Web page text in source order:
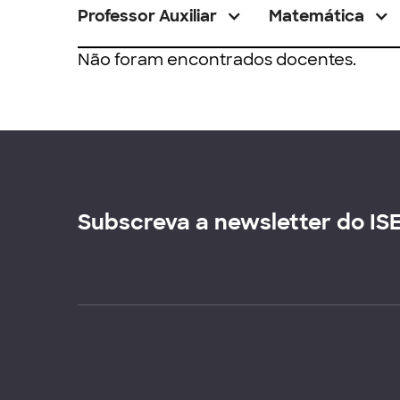
Professor Auxiliar Matemática
Não foram encontrados docentes.
Subscreva a newsletter do